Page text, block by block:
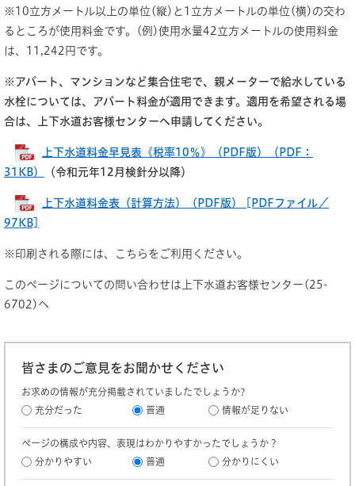
※10立方メートル以上の単位(縦)と1立方メートルの単位(横)の交わ
るところが使用料金です。(例)使用水量42立方メートルの使用料金
は、11,242円です。
※アパート、マンションなど集合住宅で、親メーターで給水している
水栓については、アパート料金が適用できます。適用を希望される場
合は、上下水道お客様センターへ申請してください。
上下水道料金早見表《税率10％》（PDF版）（PDF：
31KB）
（令和元年12 月検針分以降）
上下水道料金表（計算方法）（PDF版） [PDFファイル／
97KB]
※印刷される際には、こちらをご利用ください。
このページについての問い合わせは上下水道お客様センター(25-
6702)へ
皆さまのご意見をお聞かせください
お求めの情報が充分掲載されていましたでしょうか?
充分だった
普通 情報が足りない
ページの構成や内容、表現はわかりやすかったでしょうか？
分かりやすい
普通 分かりにくい